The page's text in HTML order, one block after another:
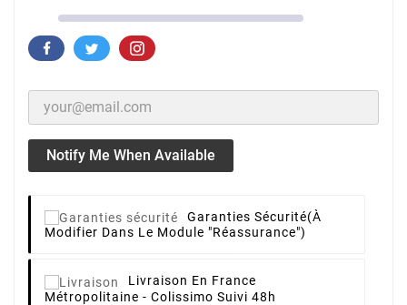
Notify Me When Available
Garanties Sécurité(à
Modifier Dans Le Module "Réassurance")
Livraison En France
Métropolitaine - Colissimo Suivi 48h